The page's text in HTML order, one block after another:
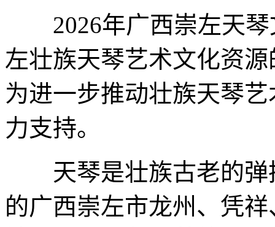
2026年广西崇左天琴
左壮族天琴艺术文化资
为进一步推动壮族天琴
力支持。
天琴是壮族古老的弹
的广西崇左市龙州、凭